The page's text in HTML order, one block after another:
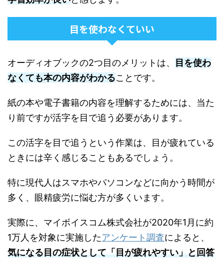
目を使わなくていい
オーディオブックの2つ目のメリットは、 目を使わ
なくても本の内容がわかることです。
紙の本や電子書籍の内容を理解するためには、当た
り前ですが活字を目で追う必要があります。
この活字を目で追うという作業は、目が疲れている
ときには辛く感じることもあるでしょう。
特に現代人はスマホやパソコンなどに向かう時間が
多く、眼精疲労に悩む方が多くいます。
実際に、マイボイスコム株式会社が2020年1月に約
1万人を対象に実施したアンケート調査によると、
気になる目の症状として「目が疲れやすい」と回答